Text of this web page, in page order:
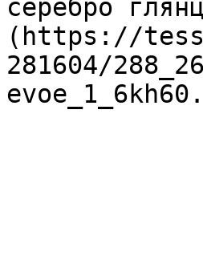
серебро
(https://
281604/